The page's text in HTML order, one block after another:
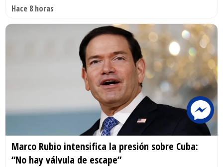
Hace 8 horas
Marco Rubio intensifica la presión sobre Cuba:
“No hay válvula de escape”